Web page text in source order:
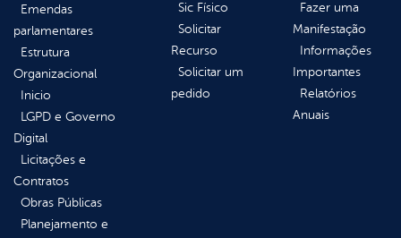
Emendas
parlamentares
Estrutura
Organizacional
Inicio
LGPD e Governo
Digital
Licitações e
Contratos
Obras Públicas
Planejamento e
Sic Físico
Solicitar
Recurso
Solicitar um
pedido
Fazer uma
Manifestação
Informações
Importantes
Relatórios
Anuais